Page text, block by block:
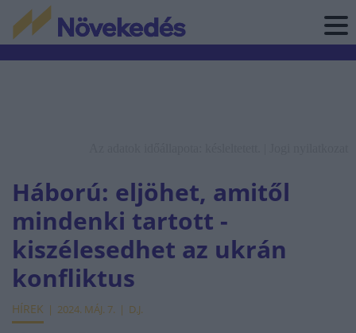
Háború: eljöhet, amitől
mindenki tartott -
kiszélesedhet az ukrán
konfliktus
HÍREK 2024. MÁJ. 7. D.J.